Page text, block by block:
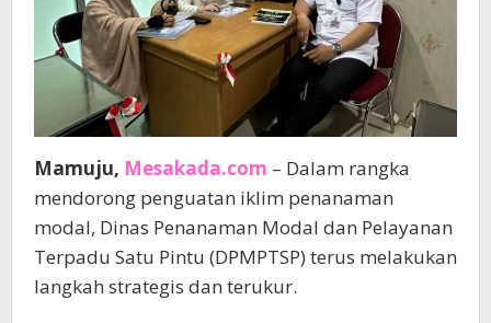
Mamuju, Mesakada.com – Dalam rangka
mendorong penguatan iklim penanaman
modal, Dinas Penanaman Modal dan Pelayanan
Terpadu Satu Pintu (DPMPTSP) terus melakukan
langkah strategis dan terukur.